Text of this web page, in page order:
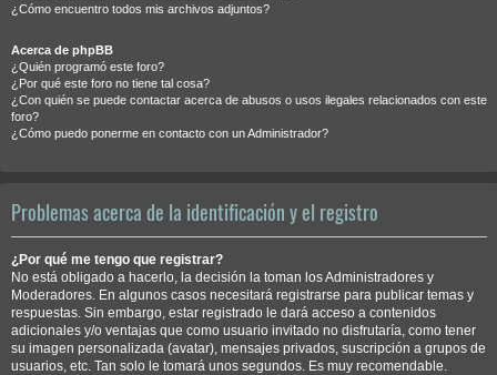
¿Cómo encuentro todos mis archivos adjuntos?
Acerca de phpBB
¿Quién programó este foro?
¿Por qué este foro no tiene tal cosa?
¿Con quién se puede contactar acerca de abusos o usos ilegales relacionados con este
foro?
¿Cómo puedo ponerme en contacto con un Administrador?
Problemas acerca de la identificación y el registro
¿Por qué me tengo que registrar?
No está obligado a hacerlo, la decisión la toman los Administradores y
Moderadores. En algunos casos necesitará registrarse para publicar temas y
respuestas. Sin embargo, estar registrado le dará acceso a contenidos
adicionales y/o ventajas que como usuario invitado no disfrutaría, como tener
su imagen personalizada (avatar), mensajes privados, suscripción a grupos de
usuarios, etc. Tan solo le tomará unos segundos. Es muy recomendable.